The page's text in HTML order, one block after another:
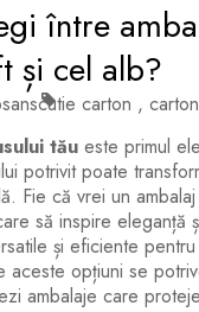
între
și cel alb?
cutie carton ,
tăueste primul
potrivit poate
Fie că vrei un
să inspire eleganță
și eficiente
aceste opțiuni se
ambalaje care